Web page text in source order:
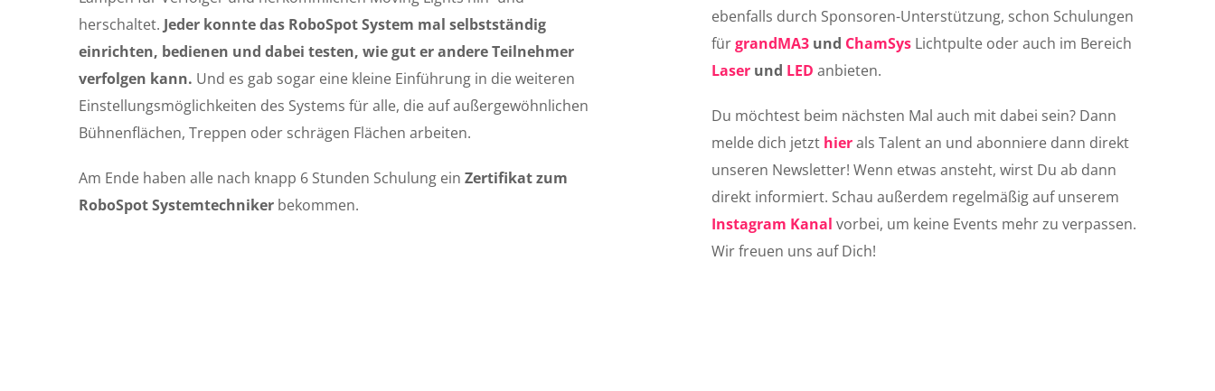
herschaltet. Jeder konnte das RoboSpot System mal selbstständig
einrichten, bedienen und dabei testen, wie gut er andere Teilnehmer
verfolgen kann. Und es gab sogar eine kleine Einführung in die weiteren
Einstellungsmöglichkeiten des Systems für alle, die auf außergewöhnlichen
Bühnenflächen, Treppen oder schrägen Flächen arbeiten.
Am Ende haben alle nach knapp 6 Stunden Schulung ein Zertifikat zum
RoboSpot Systemtechniker bekommen.
ebenfalls durch Sponsoren-Unterstützung, schon Schulungen
fürgrandMA3 und ChamSys Lichtpulte oder auch im Bereich
Laser und LED anbieten.
Du möchtest beim nächsten Mal auch mit dabei sein? Dann
melde dich jetzt hierals Talent an und abonniere dann direkt
unseren Newsletter! Wenn etwas ansteht, wirst Du ab dann
direkt informiert. Schau außerdem regelmäßig auf unserem
Instagram Kanal vorbei, um keine Events mehr zu verpassen.
Wir freuen uns auf Dich!